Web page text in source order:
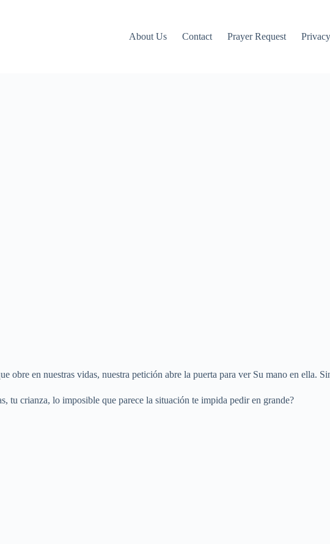
About Us Contact Prayer Request
obre en nuestras vidas, nuestra petición abre la puerta para ver Su mano en ella.
tu crianza, lo imposible que parece la situación te impida pedir en grande?